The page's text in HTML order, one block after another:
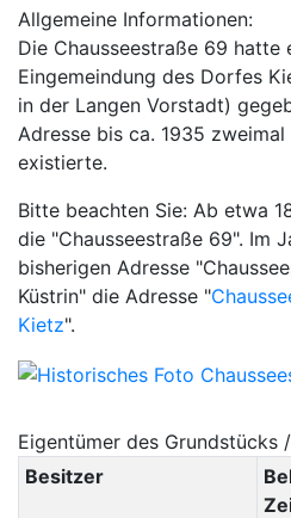
Allgemeine Informationen:
Die Chausseestraße 69 hatte
Eingemeindung des Dorfes
in der Langen Vorstadt)
Adresse bis ca. 1935
existierte.
Bitte beachten Sie: Ab etwa
die "Chausseestraße 69". Im
bisherigen Adresse
Küstrin" die Adresse "
Kietz".
Eigentümer des Grundstücks
Besitzer